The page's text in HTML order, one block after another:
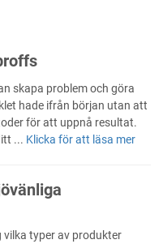
skapa problem och göra
hade ifrån början utan att
för att uppnå resultat.
... Klicka för att läsa mer
vilka typer av produkter